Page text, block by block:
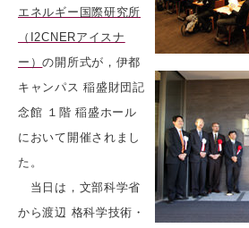
エネルギー国際研究所
（I2CNERアイスナ
ー）の開所式が，伊都
キャンパス 稲盛財団記
念館 １階 稲盛ホール
において開催されまし
た。
当日は，文部科学省
から渡辺 格科学技術・